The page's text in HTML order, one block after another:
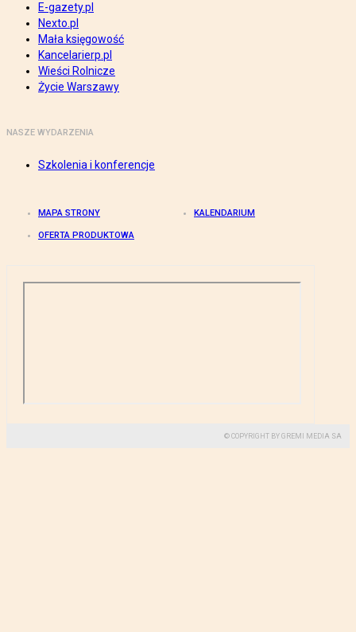
E-gazety.pl
Nexto.pl
Mała księgowość
Kancelarierp.pl
Wieści Rolnicze
Życie Warszawy
NASZE WYDARZENIA
Szkolenia i konferencje
MAPA STRONY KALENDARIUM
OFERTA PRODUKTOWA
© COPYRIGHT BY GREMI MEDIA SA